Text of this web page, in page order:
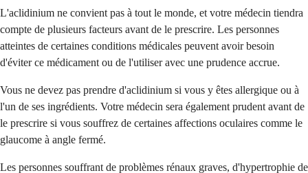
L'aclidinium ne convient pas à tout le monde, et votre médecin tiendra
compte de plusieurs facteurs avant de le prescrire. Les personnes
atteintes de certaines conditions médicales peuvent avoir besoin
d'éviter ce médicament ou de l'utiliser avec une prudence accrue.
Vous ne devez pas prendre d'aclidinium si vous y êtes allergique ou à
l'un de ses ingrédients. Votre médecin sera également prudent avant de
le prescrire si vous souffrez de certaines affections oculaires comme le
glaucome à angle fermé.
Les personnes souffrant de problèmes rénaux graves, d'hypertrophie de